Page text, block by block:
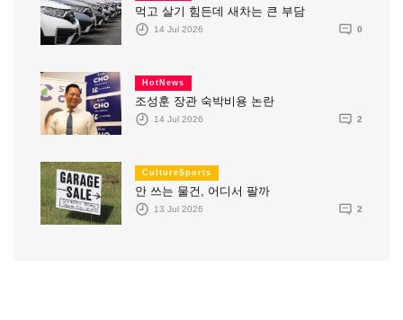
먹고 살기 힘든데 새차는 큰 부담
14 Jul 2026 0
HotNews
조성훈 장관 숙박비용 논란
14 Jul 2026 2
CultureSports
안 쓰는 물건, 어디서 팔까
13 Jul 2026 2